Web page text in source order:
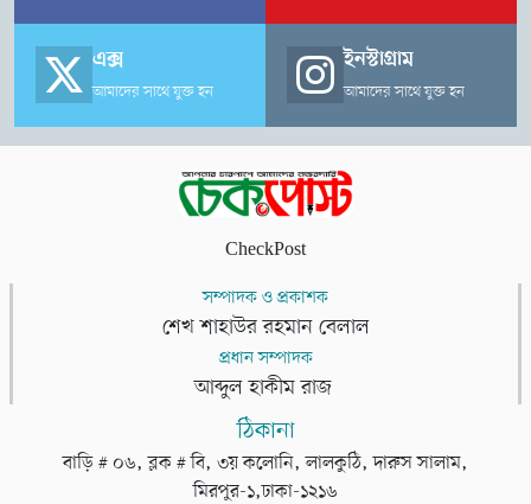
এক্স
আমাদের সাথে যুক্ত হন
ইনস্টাগ্রাম
আমাদের সাথে যুক্ত হন
CheckPost
সম্পাদক ও প্রকাশক
শেখ শাহাউর রহমান বেলাল
প্রধান সম্পাদক
আব্দুল হাকীম রাজ
ঠিকানা
বাড়ি # ০৬, ব্লক # বি, ৩য় কলোনি, লালকুঠি, দারুস সালাম,
মিরপুর-১,ঢাকা-১২১৬